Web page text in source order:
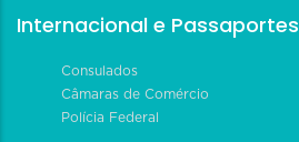
Internacional e Passaportes
Consulados
Câmaras de Comércio
Polícia Federal